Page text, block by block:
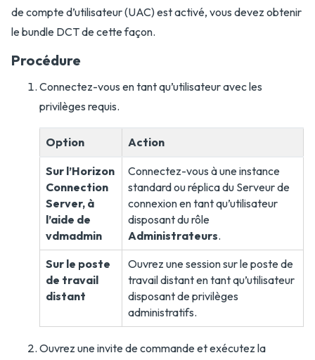
de compte d’utilisateur (UAC) est activé, vous devez obtenir
le bundle DCT de cette façon.
Procédure
Connectez-vous en tant qu’utilisateur avec les
privilèges requis.
Option Action
Sur l’Horizon
Connection
Server, à
l’aide de
vdmadmin
Connectez-vous à une instance
standard ou réplica du Serveur de
connexion en tant qu’utilisateur
disposant du rôle
Administrateurs.
Sur le poste
de travail
distant
Ouvrez une session sur le poste de
travail distant en tant qu’utilisateur
disposant de privilèges
administratifs.
Ouvrez une invite de commande et exécutez la